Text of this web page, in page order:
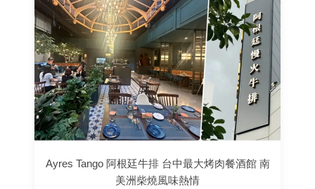
Ayres Tango 阿根廷牛排 台中最大烤肉餐酒館 南
美洲柴燒風味熱情